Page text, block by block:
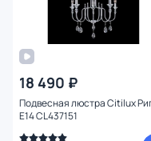
18 490 ₽
Подвесная люстра Citilux
E14 CL437151